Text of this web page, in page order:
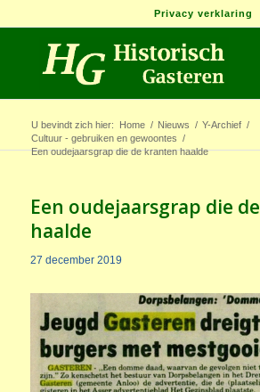
Privacy verklaring
U bevindt zich hier: Home / Nieuws / Y-Archief /
Cultuur - gebruiken en gewoontes /
Een oudejaarsgrap die de kranten haalde
Een oudejaarsgrap die
haalde
27 december 2019